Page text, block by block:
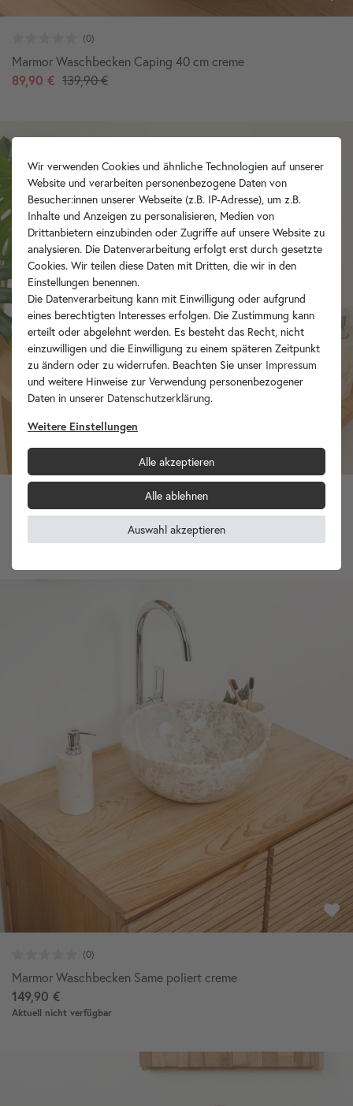
Marmor Waschbecken Caping 40 cm creme
89,90 € 139,90 €
Marmor - Waschbecken KOTAK 50 cm creme
Marmor Waschbecken Same poliert creme
149,90 €
Aktuell nicht verfügbar
Wir verwenden Cookies und ähnliche Technologien auf unserer
Website und verarbeiten personenbezogene Daten von
Besucher:innen unserer Webseite (z.B. IP-Adresse), um z.B.
Inhalte und Anzeigen zu personalisieren, Medien von
Drittanbietern einzubinden oder Zugriffe auf unsere Website zu
analysieren. Die Datenverarbeitung erfolgt erst durch gesetzte
Cookies. Wir teilen diese Daten mit Dritten, die wir in den
Einstellungen benennen.
Die Datenverarbeitung kann mit Einwilligung oder aufgrund
eines berechtigten Interesses erfolgen. Die Zustimmung kann
erteilt oder abgelehnt werden. Es besteht das Recht, nicht
einzuwilligen und die Einwilligung zu einem späteren Zeitpunkt
zu ändern oder zu widerrufen. Beachten Sie unser Impressum
und weitere Hinweise zur Verwendung personenbezogener
Daten in unserer Daten­schutz­erklärung.
Weitere Einstellungen
Alle akzeptieren
Alle ablehnen
Auswahl akzeptieren